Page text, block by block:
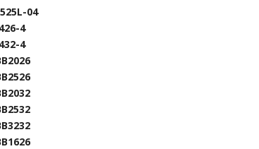
04
4
4